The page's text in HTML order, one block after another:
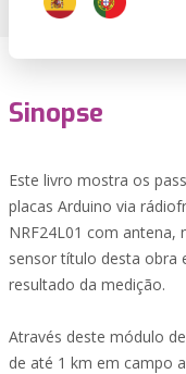
Sinopse
Este livro mostra os
placas Arduino via
NRF24L01 com antena,
sensor título desta obra
resultado da medição.
Através deste módulo
de até 1 km em campo